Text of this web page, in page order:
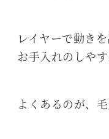
レイヤーで動き
お手入れのしやす
よくあるのが、